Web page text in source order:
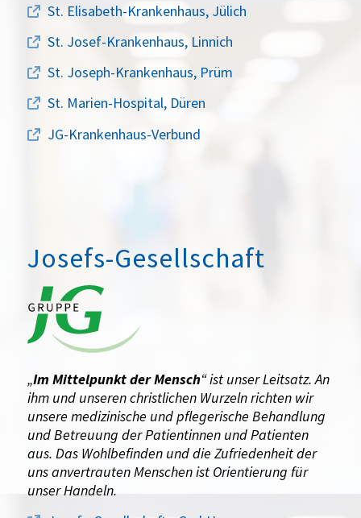
St. Elisabeth-Krankenhaus, Jülich
St. Josef-Krankenhaus, Linnich
St. Joseph-Krankenhaus, Prüm
St. Marien-Hospital, Düren
JG-Krankenhaus-Verbund
Josefs-Gesellschaft
„Im Mittelpunkt der Mensch“ ist unser Leitsatz. An
ihm und unseren christlichen Wurzeln richten wir
unsere medizinische und pflegerische Behandlung
und Betreuung der Patientinnen und Patienten
aus. Das Wohlbefinden und die Zufriedenheit der
uns anvertrauten Menschen ist Orientierung für
unser Handeln.